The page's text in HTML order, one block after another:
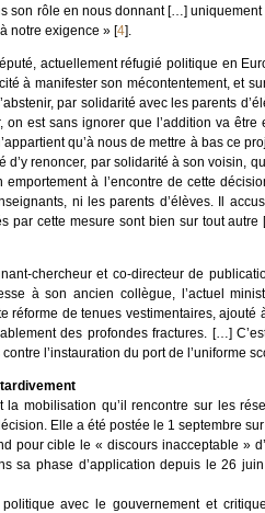
rôle en nous donnant […] uniquement
notre exigence » [4].
actuellement réfugié politique en
à manifester son mécontentement, et
par solidarité avec les parents
est sans ignorer que l’addition va
qu’à nous de mettre à bas ce
renoncer, par solidarité à son voisin,
à l’encontre de cette
ni les parents d’élèves. Il
par cette mesure sont bien sur tout
chercheur et co-directeur de
à son ancien collègue, l’actuel
de tenues vestimentaires, ajouté
des profondes fractures. […]
l’instauration du port de l’uniforme
mobilisation qu’il rencontre sur les
Elle a été postée le 1 septembre
pour cible le « discours inacceptable »
sa phase d’application depuis le 26
avec le gouvernement et